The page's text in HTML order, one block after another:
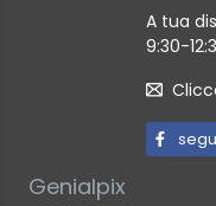
Rilascio Rapido Si
Tilt Drag fluid
A tua
9:30-
Genialpix